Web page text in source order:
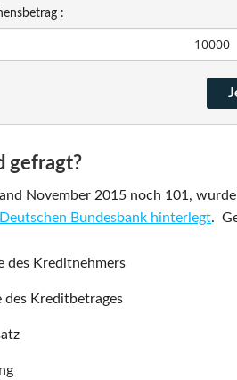
:
gefragt?
November 2015 noch 101,
Bundesbank hinterlegt.
des Kreditnehmers
des Kreditbetrages